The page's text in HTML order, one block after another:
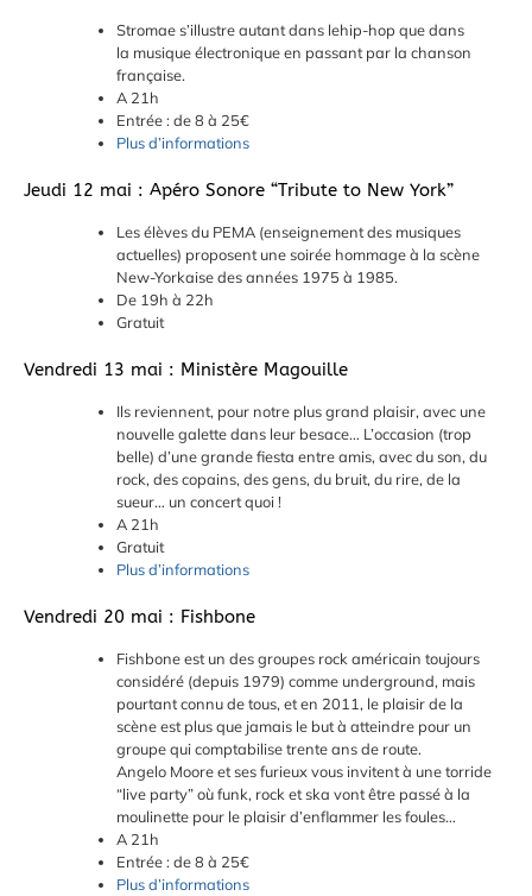
Stromae s’illustre autant dans lehip-hop que dans
la musique électronique en passant par la chanson
française.
A 21h
Entrée : de 8 à 25€
Plus d’informations
Jeudi 12 mai : Apéro Sonore “Tribute to New York”
Les élèves du PEMA (enseignement des musiques
actuelles) proposent une soirée hommage à la scène
New-Yorkaise des années 1975 à 1985.
De 19h à 22h
Gratuit
Vendredi 13 mai : Ministère Magouille
Ils reviennent, pour notre plus grand plaisir, avec une
nouvelle galette dans leur besace… L’occasion (trop
belle) d’une grande fiesta entre amis, avec du son, du
rock, des copains, des gens, du bruit, du rire, de la
sueur… un concert quoi !
A 21h
Gratuit
Plus d’informations
Vendredi 20 mai : Fishbone
Fishbone est un des groupes rock américain toujours
considéré (depuis 1979) comme underground, mais
pourtant connu de tous, et en 2011, le plaisir de la
scène est plus que jamais le but à atteindre pour un
groupe qui comptabilise trente ans de route.
Angelo Moore et ses furieux vous invitent à une torride
“live party” où funk, rock et ska vont être passé à la
moulinette pour le plaisir d’enflammer les foules…
A 21h
Entrée : de 8 à 25€
Plus d’informations